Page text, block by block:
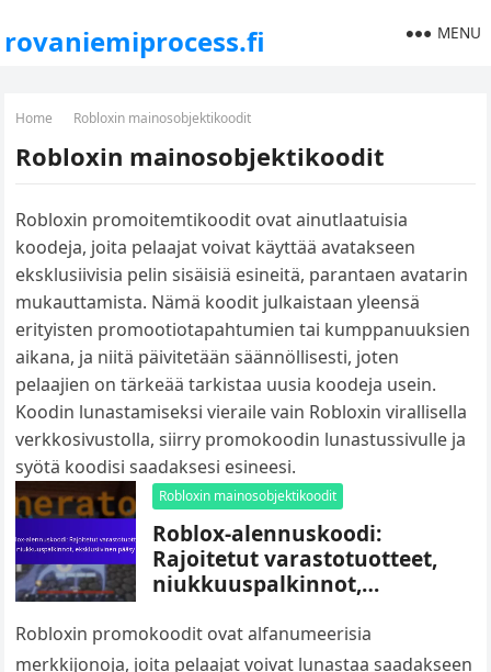
rovaniemiprocess.fi MENU
Home Robloxin mainosobjektikoodit
Robloxin mainosobjektikoodit
Robloxin promoitemtikoodit ovat ainutlaatuisia
koodeja, joita pelaajat voivat käyttää avatakseen
eksklusiivisia pelin sisäisiä esineitä, parantaen avatarin
mukauttamista. Nämä koodit julkaistaan yleensä
erityisten promootiotapahtumien tai kumppanuuksien
aikana, ja niitä päivitetään säännöllisesti, joten
pelaajien on tärkeää tarkistaa uusia koodeja usein.
Koodin lunastamiseksi vieraile vain Robloxin virallisella
verkkosivustolla, siirry promokoodin lunastussivulle ja
syötä koodisi saadaksesi esineesi.
Robloxin mainosobjektikoodit
Roblox-alennuskoodi:
Rajoitetut varastotuotteet,
niukkuuspalkinnot,
Robloxin promokoodit ovat alfanumeerisia
merkkijonoja, joita pelaajat voivat lunastaa saadakseen